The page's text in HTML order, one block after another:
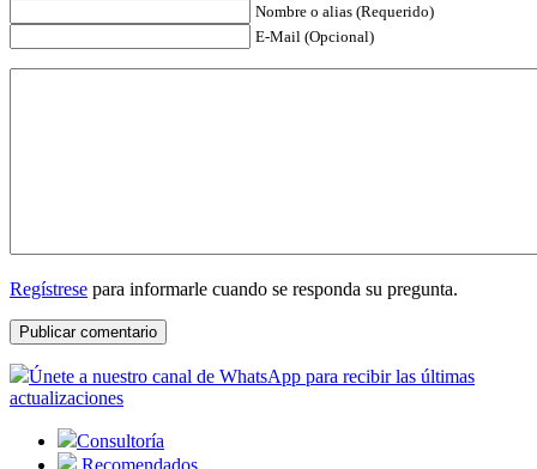
Nombre o alias (Requerido)
E-Mail (Opcional)
Regístrese para informarle cuando se responda su pregunta.
Únete a nuestro canal de WhatsApp para recibir las últimas
actualizaciones
Consultoría